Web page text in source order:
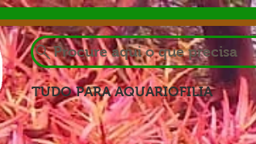
Procure aqui o que precisa
TUDO PARA AQUARIOFILIA